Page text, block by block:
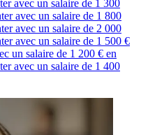
avec un salaire de 1 300
avec un salaire de 1 800
avec un salaire de 2 000
avec un salaire de 1 500 €
un salaire de 1 200 € en
avec un salaire de 1 400